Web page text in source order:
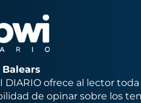
ofrece al lector
de opinar sobre los